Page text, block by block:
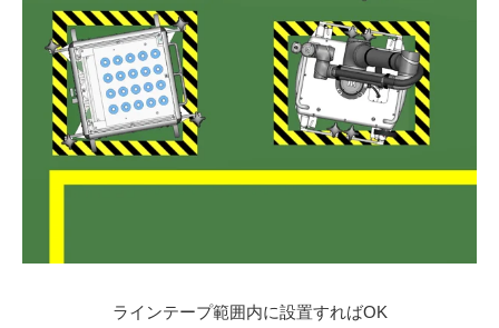
ラインテープ範囲内に設置すればOK